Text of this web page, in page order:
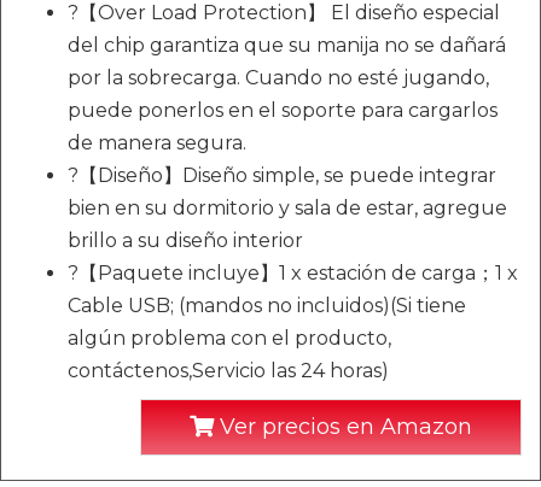
?【Over Load Protection】 El diseño especial
del chip garantiza que su manija no se dañará
por la sobrecarga. Cuando no esté jugando,
puede ponerlos en el soporte para cargarlos
de manera segura.
?【Diseño】Diseño simple, se puede integrar
bien en su dormitorio y sala de estar, agregue
brillo a su diseño interior
?【Paquete incluye】1 x estación de carga；1 x
Cable USB; (mandos no incluidos)(Si tiene
algún problema con el producto,
contáctenos,Servicio las 24 horas)
Ver precios en Amazon